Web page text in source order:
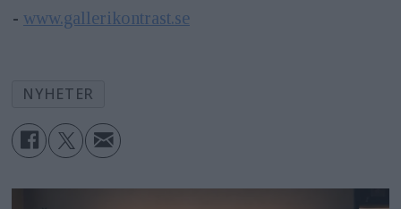
- www.gallerikontrast.se
NYHETER